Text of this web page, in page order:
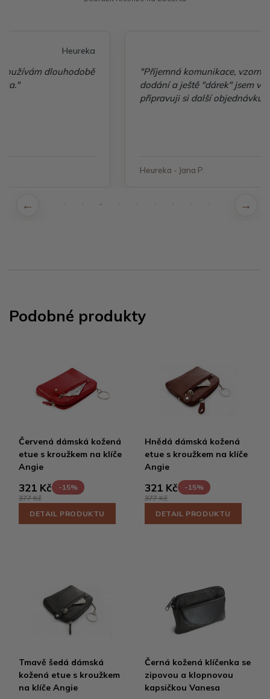
"Příjemná komunikace, vzorné balení, rychlé
dodání a ještě "dárek" jsem velice spokojená a
připravuji si další objednávku"
Podobné produkty
Červená dámská kožená
etue s kroužkem na klíče
Angie
321 Kč
-15%
377 Kč
DETAIL PRODUKTU
Hnědá dámská kožená
etue s kroužkem na klíče
Angie
321 Kč
-15%
377 Kč
DETAIL PRODUKTU
Tmavě šedá dámská
kožená etue s kroužkem
na klíče Angie
Černá kožená klíčenka se
zipovou a klopnovou
kapsičkou Vanesa